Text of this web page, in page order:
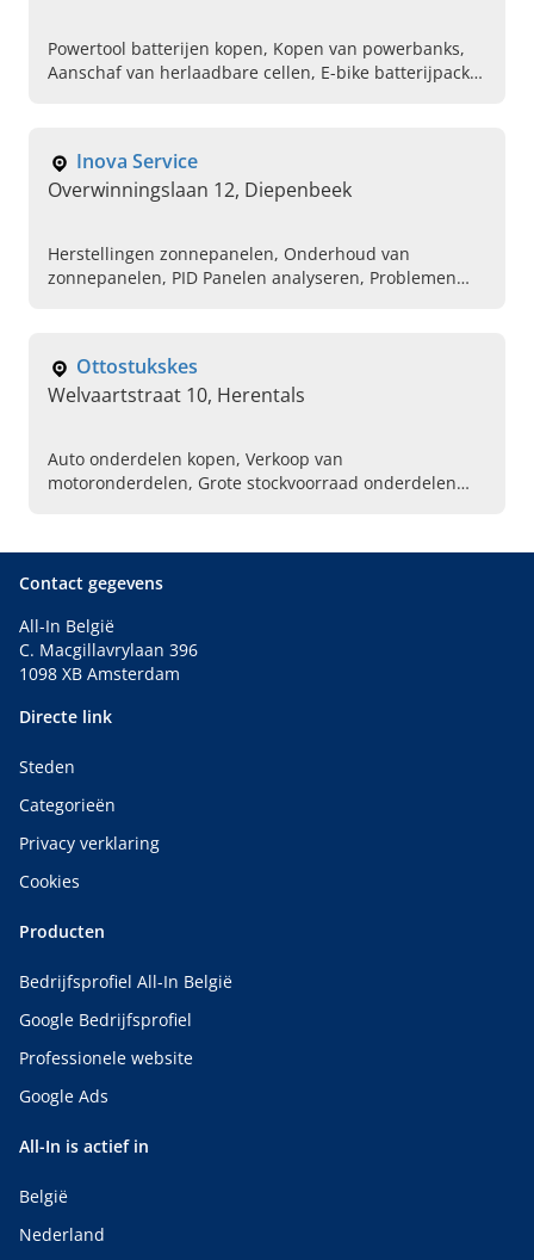
Powertool batterijen kopen, Kopen van powerbanks,
Aanschaf van herlaadbare cellen, E-bike batterijpacks
Inova Service
Overwinningslaan 12, Diepenbeek
Herstellingen zonnepanelen, Onderhoud van
zonnepanelen, PID Panelen analyseren, Problemen
Plaatsen van nieuwe monitoringssysteem
Ottostukskes
Welvaartstraat 10, Herentals
Auto onderdelen kopen, Verkoop van
motoronderdelen, Grote stockvoorraad onderdelen
voor de auto
Contact gegevens
All-In België
C. Macgillavrylaan 396
1098 XB Amsterdam
Directe link
Steden
Categorieën
Privacy verklaring
Cookies
Producten
Bedrijfsprofiel All-In België
Google Bedrijfsprofiel
Professionele website
Google Ads
All-In is actief in
België
Nederland